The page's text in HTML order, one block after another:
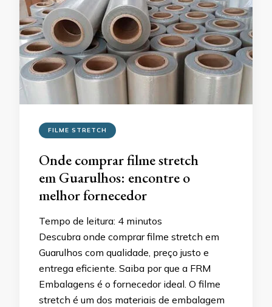
FILME STRETCH
Onde comprar filme stretch
em Guarulhos: encontre o
melhor fornecedor
Tempo de leitura: 4 minutos
Descubra onde comprar filme stretch em
Guarulhos com qualidade, preço justo e
entrega eficiente. Saiba por que a FRM
Embalagens é o fornecedor ideal. O filme
stretch é um dos materiais de embalagem